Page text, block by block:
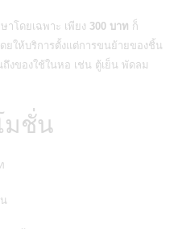
โดยเฉพาะ เพียง 300 บาท ก็
ยให้บริการตั้งแต่การขนย้ายของชิ้น
งของใช้ในหอ เช่น ตู้เย็น พัดลม
มชั่น